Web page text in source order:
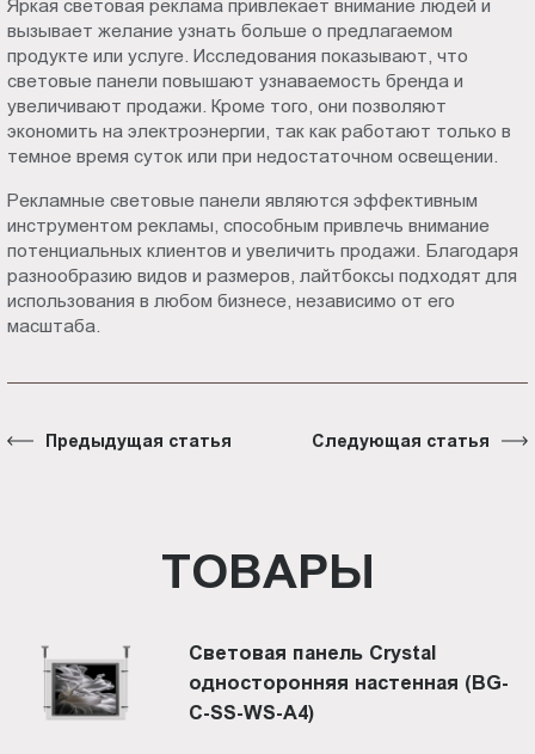
Яркая световая реклама привлекает внимание людей и
вызывает желание узнать больше о предлагаемом
продукте или услуге. Исследования показывают, что
световые панели повышают узнаваемость бренда и
увеличивают продажи. Кроме того, они позволяют
экономить на электроэнергии, так как работают только в
темное время суток или при недостаточном освещении.
Рекламные световые панели являются эффективным
инструментом рекламы, способным привлечь внимание
потенциальных клиентов и увеличить продажи. Благодаря
разнообразию видов и размеров, лайтбоксы подходят для
использования в любом бизнесе, независимо от его
масштаба.
Предыдущая статья Следующая статья
ТОВАРЫ
Световая панель Crystal
односторонняя настенная (BG-
C-SS-WS-A4)